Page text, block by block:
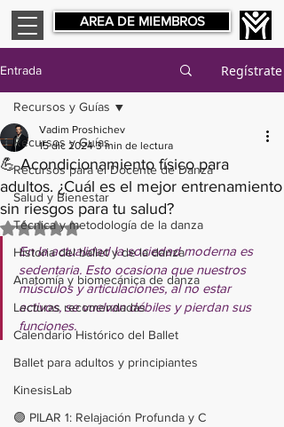
AREA DE MIEMBROS
Entrada Regístrate
Recursos y Guías
Recursos para el Docente de Danza
Salud y Bienestar
Técnica y metodología de la danza
Historia del ballet y de la danza
Anatomía y biomecánica de danza
Lecturas recomendadas
Calendario Histórico del Ballet
Ballet para adultos y principiantes
KinesisLab
🟣 PILAR 1: Relajación Profunda y C
Recursos y Guías
💪 Acondicionamiento físico para
adultos. ¿Cuál es el mejor entrenamiento
sin riesgos para tu salud?
Vadim Proshichev
15 dic 2024 3 min de lectura
Obtuvo NaN de 5 estrellas.
En la actualidad la sociedad moderna es
sedentaria. Esto ocasiona que nuestros
músculos y articulaciones, al no estar
activos, se vuelvan débiles y pierdan sus
funciones.